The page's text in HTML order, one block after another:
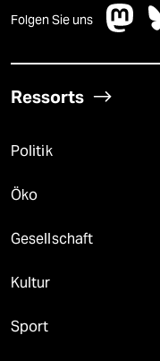
Folgen Sie uns
Ressorts
Politik
Öko
Gesellschaft
Kultur
Sport